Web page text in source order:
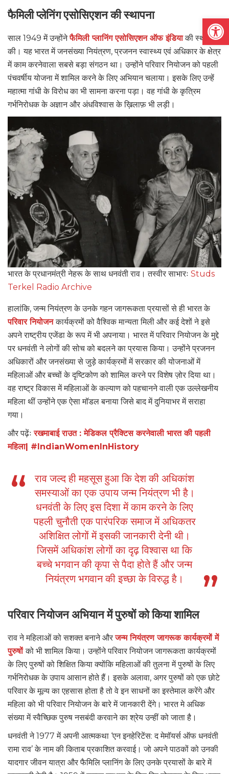
फैमिली प्लेनिंग एसोसिएशन की स्थापना
साल 1949 में उन्होंनेफैमिली प्लानिंग एसोसिएशन ऑफ इंडियाकी स्थापना
की। यह भारत में जनसंख्या नियंत्रण, प्रजनन स्वास्थ्य एवं अधिकार के क्षेत्र
में काम करनेवाला सबसे बड़ा संगठन था। उन्होंने परिवार नियोजन को पहली
पंचवर्षीय योजना में शामिल करने के लिए अभियान चलाया। इसके लिए उन्हें
महात्मा गांधी के विरोध का भी सामना करना पड़ा। वह गांधी के कृत्रिम
गर्भनिरोधक के अज्ञान और अंधविश्वास के ख़िलाफ़ भी लड़ी।
भारत के प्रधानमंत्री नेहरू के साथ धनवंती राव। तस्वीर साभारः Studs
Terkel Radio Archive
हालांकि, जन्म नियंत्रण के उनके गहन जागरूकता प्रयासों से ही भारत के
परिवार नियोजनकार्यक्रमों को वैश्विक मान्यता मिली और कई देशों ने इसे
अपने राष्ट्रीय एजेंडा के रूप में भी अपनाया। भारत में परिवार नियोजन के मुद्दे
पर धनवंती ने लोगों की सोच को बदलने का प्रयास किया। उन्होंने प्रजनन
अधिकारों और जनसंख्या से जुड़े कार्यक्रमों में सरकार की योजनाओं में
महिलाओं और बच्चों के दृष्टिकोण को शामिल करने पर विशेष ज़ोर दिया था।
वह राष्ट्र विकास में महिलाओं के कल्याण को पहचानने वाली एक उल्लेखनीय
महिला थीं उन्होंने एक ऐसा मॉडल बनाया जिसे बाद में दुनियाभर में सराहा
गया।
और पढ़ेंःरखमाबाई राउत : मेडिकल प्रैक्टिस करनेवाली भारत की पहली
महिला| #IndianWomenInHistory
राव जल्द ही महसूस हुआ कि देश की अधिकांश
समस्याओं का एक उपाय जन्म नियंत्रण भी है।
धनवंती के लिए इस दिशा में काम करने के लिए
पहली चुनौती एक पारंपरिक समाज में अधिकतर
अशिक्षित लोगों में इसकी जानकारी देनी थी।
जिसमें अधिकांश लोगों का दृढ़ विश्वास था कि
बच्चे भगवान की कृपा से पैदा होते हैं और जन्म
नियंत्रण भगवान की इच्छा के विरुद्ध है।
परिवार नियोजन अभियान में पुरुषों को किया शामिल
राव ने महिलाओं को सशक्त बनाने औरजन्म नियंत्रण जागरूक कार्यक्रमों में
पुरुषोंको भी शामिल किया। उन्होंने परिवार नियोजन जागरूकता कार्यक्रमों
के लिए पुरुषों को शिक्षित किया क्योंकि महिलाओं की तुलना में पुरुषों के लिए
गर्भनिरोधक के उपाय आसान होते हैं। इसके अलावा, अगर पुरुषों को एक छोटे
परिवार के मूल्य का एहसास होता है तो वे इन साधनों का इस्तेमाल करेंगे और
महिला को भी परिवार नियोजन के बारे में जानकारी देंगे। भारत मे अधिक
संख्या में स्वैच्छिक पुरुष नसबंदी करवाने का श्रेय उन्हीं को जाता है।
धनवंती ने 1977 में अपनी आत्मकथा ‘एन इनहेरिटेंस: द मेमॉयर्स ऑफ धनवंती
रामा राव’ के नाम की किताब प्रकाशित करवाई। जो अपने पाठकों को उनकी
यादगार जीवन यात्रा और फैमिलि प्लानिंग के लिए उनके प्रयासों के बारे में